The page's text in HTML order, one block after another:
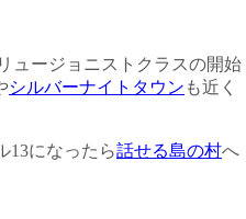
ュージョニストクラスの開始
シルバーナイトタウン も近く
13になったら話せる島の村へ